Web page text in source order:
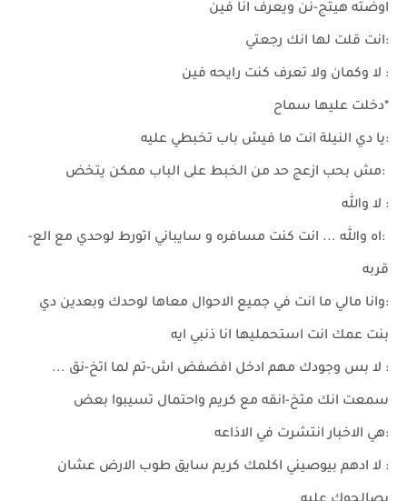
اوضته هيتج-نن ويعرف انا فين
:انت قلت لها انك رجعتي
: لا وكمان ولا تعرف كنت رايحه فين
*دخلت عليها سماح
:يا دي النيلة انت ما فيش باب تخبطي عليه
:مش بحب ازعج حد من الخبط على الباب ممكن يتخض
: لا والله
:اه والله ... انت كنت مسافره و سايباني اتورط لوحدي مع الع-
قربه
:وانا مالي ما انت في جميع الاحوال معاها لوحدك وبعدين دي
بنت عمك انت استحمليها انا ذنبي ايه
: لا بس وجودك مهم ادخل افضفض اش-تم لما اتخ-نق ...
سمعت انك متخ-انقه مع كريم واحتمال تسيبوا بعض
:هي الاخبار انتشرت في الاذاعه
: لا ادهم بيوصيني اكلمك كريم سايق طوب الارض عشان